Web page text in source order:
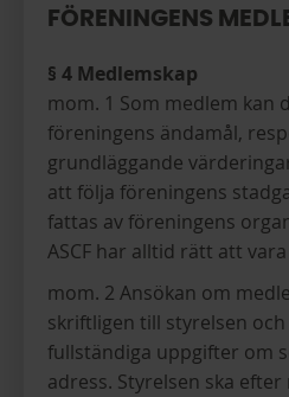
FÖRENINGENS
§ 4 Medlemskap
mom. 1 Som medlem kan
föreningens ändamål,
grundläggande
att följa föreningens
fattas av föreningens
ASCF har alltid rätt att
mom. 2 Ansökan om
skriftligen till styrelsen
fullständiga uppgifter om
adress. Styrelsen ska